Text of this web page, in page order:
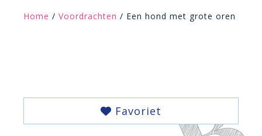
Home / Voordrachten / Een hond met grote oren
Favoriet